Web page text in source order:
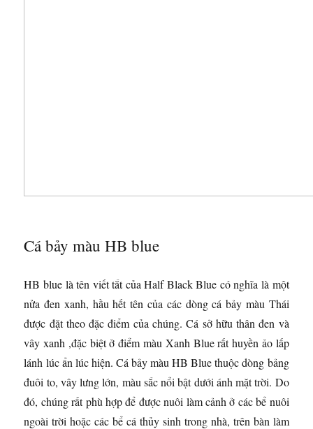
Cá bảy màu HB blue
HB blue là tên viết tắt của Half Black Blue có nghĩa là một
nửa đen xanh, hầu hết tên của các dòng cá bảy màu Thái
được đặt theo đặc điểm của chúng.Cá sở hữu thân đen và
vây xanh ,đặc biệt ở điểm màu Xanh Blue rất huyền ảo lấp
lánh lúc ẩn lúc hiện. Cá bảy màu HB Blue thuộc dòng bảng
đuôi to, vây lưng lớn, màu sắc nổi bật dưới ánh mặt trời. Do
đó, chúng rất phù hợp để được nuôi làm cảnh ở các bể nuôi
ngoài trời hoặc các bể cá thủy sinh trong nhà, trên bàn làm